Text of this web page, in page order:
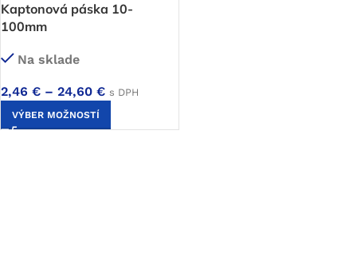
Kaptonová páska 10-
100mm
Na sklade
2,46 € – 24,60 € s DPH
VÝBER MOŽNOSTÍ